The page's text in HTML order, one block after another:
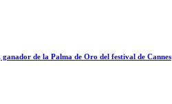
de la Palma de Oro del festival de Cannes